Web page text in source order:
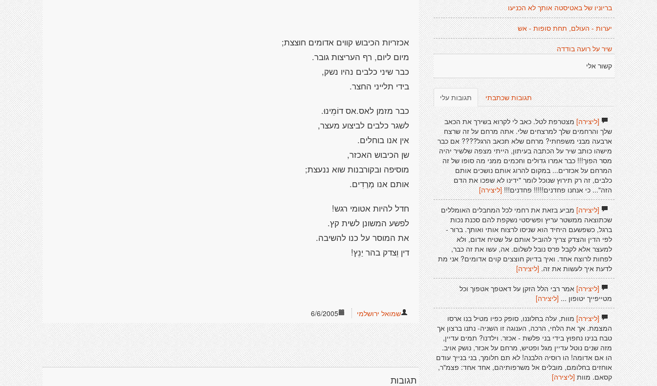
אכזריות הכיבוש קווים אדומים חוצצת;
מיום ליום, רף העריצות גובר.
כבר שיני כלבים נהיו נשק,
בידי תלייני החצר.
כבר מזמן לאס.אס דוֹמֵינוּ.
לשגר כלבים לביצוע מעצר,
אין אנו בוחלים.
שן הכיבוש האכזר,
מוסיפה ובקורבנות שוא ננעצת;
אותם אנו מְרַדִים.
חדל להיות אטומי רגש!
לפשע המשונן לשית קץ.
את המוסר על כנו להשיבה.
דין וֵצדק בהר יַנֵץ!
6/6/2005 שמואל ירושלמי
תגובות
בריוניו של באטיסטה אותך לא הכניעו
יערות - העולם, תחת סופות - אש
שיר על רועה בודדה
קשור אלי
תגובות עלי תגובות שכתבתי
[ליצירה]מצטרפת לטל. כאב לי לקרוא בשירך את הכאב
שלך והרחמים שלך למרצחים שלי. אתה מרחם על זה שרצח
ארבעה מבני משפחתי? מרחם שלא תכאב הרגל???? אם כבר
מישהו כותב שיר על הכתבה בעיתון, הייתי מצפה שלשיר יהיה
מסר הפוך!!! כבר אמרו גדולים וחכמים ממני מה סופו של זה
המרחם על אכזרים... במקום להרוג אותם נושכים אותם
כלבים, זה רק תירוץ שנוכל לומר "ידינו לא שפכו את הדם
הזה"... כי אנחנו פחדנים!!!!! פחדנים!!! [ליצירה]
[ליצירה]מביע בזאת את רחמי לכל המחבלים האומללים
שכתוצאה ממשטר עריץ ופשיסטי נשקפת להם סכנת נכות
ברגל, כשפשעם היחיד הוא שניסו לרצוח אותי ואותך. ברור -
לפי הדין והצדק צריך להוביל אותם על שטיח אדום, ולא
למעצר אלא לקבל פרס נובל לשלום. אה, עשו את זה כבר,
לפחות לרוצח אחד. ואיך בדיוק חוצצים קוים אדומים? אני מת
לדעת איך לעשות את זה.[ליצירה]
[ליצירה]אמר רבי הלל הזקן על דאטפך אטפוך וכל
מטייפייך יטופון ... [ליצירה]
[ליצירה]מוות, עלה בחלוננו, סופק כפיו מטיל בנו ארסו
המצמת. אך את הלחי, הרכה, הענוגה זו השניה- נתנו ברצון אך
טבח בנינו נחפוץ בידי בני פלשת - אכזר. וילדנו? תמים עדיין,
מזה שנים נוטל עדיין מגל ופטיש, מרחם על אכזר, נושק אויב.
הו אם אדומה! הו רוסיה הלבנה! לא תם חלומך, בני בנייך עודם
אוחזים בחלומם, מובלים אל משרפותיהם, אחד אחד: פצמ"ר,
קסאם. מוות[ליצירה]